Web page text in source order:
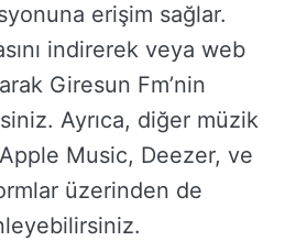
erişim sağlar.
indirerek veya web
Giresun Fm’nin
Ayrıca, diğer müzik
Music, Deezer, ve
üzerinden de